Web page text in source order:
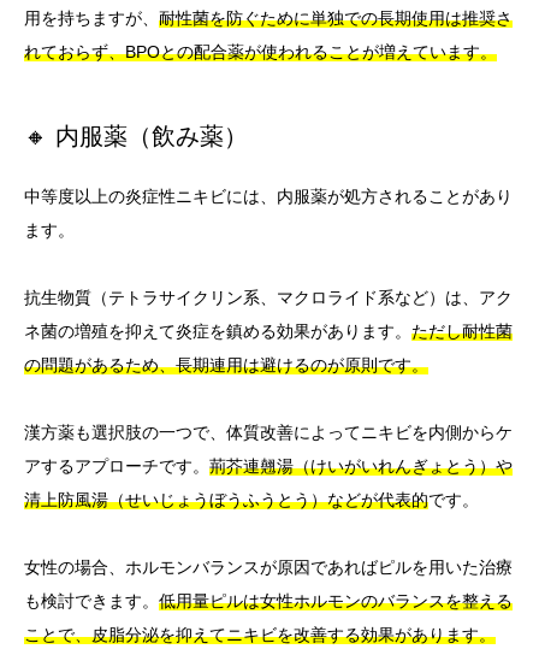
用を持ちますが、 耐性菌を防ぐために単独での長期使用は推奨さ
れておらず、BPOとの配合薬が使われることが増えています。
🔸 内服薬（飲み薬）
中等度以上の炎症性ニキビには、内服薬が処方されることがあり
ます。
抗生物質（テトラサイクリン系、マクロライド系など）は、アク
ネ菌の増殖を抑えて炎症を鎮める効果があります。 ただし耐性菌
の問題があるため、長期連用は避けるのが原則です。
漢方薬も選択肢の一つで、体質改善によってニキビを内側からケ
アするアプローチです。 荊芥連翹湯（けいがいれんぎょとう）や
清上防風湯（せいじょうぼうふうとう）などが代表的です。
女性の場合、ホルモンバランスが原因であればピルを用いた治療
も検討できます。 低用量ピルは女性ホルモンのバランスを整える
ことで、皮脂分泌を抑えてニキビを改善する効果があります。